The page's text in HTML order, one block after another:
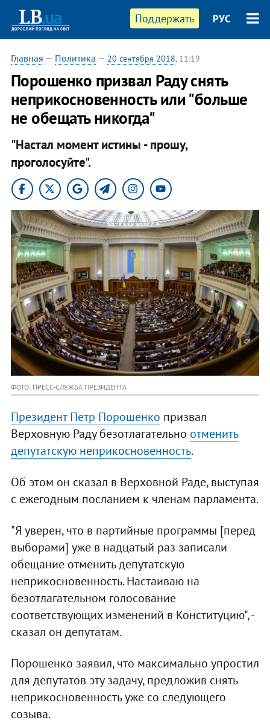
Поддержать РУС
Главная — Политика — 20 сентября 2018, 11:19
Порошенко призвал Раду снять
неприкосновенность или "больше
не обещать никогда"
"Настал момент истины - прошу,
проголосуйте".
ФОТО: ПРЕСС-СЛУЖБА ПРЕЗИДЕНТА
Президент Петр Порошенко призвал
Верховную Раду безотлагательно отменить
депутатскую неприкосновенность.
Об этом он сказал в Верховной Раде, выступая
с ежегодным посланием к членам парламента.
"Я уверен, что в партийные программы [перед
выборами] уже в надцатый раз записали
обещание отменить депутатскую
неприкосновенность. Настаиваю на
безотлагательном голосование
соответствующих изменений в Конституцию", -
сказал он депутатам.
Порошенко заявил, что максимально упростил
для депутатов эту задачу, предложив снять
неприкосновенность уже со следующего
созыва.